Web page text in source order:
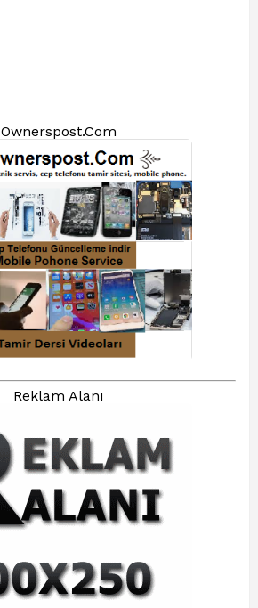
Ownerspost.Com
Reklam Alanı